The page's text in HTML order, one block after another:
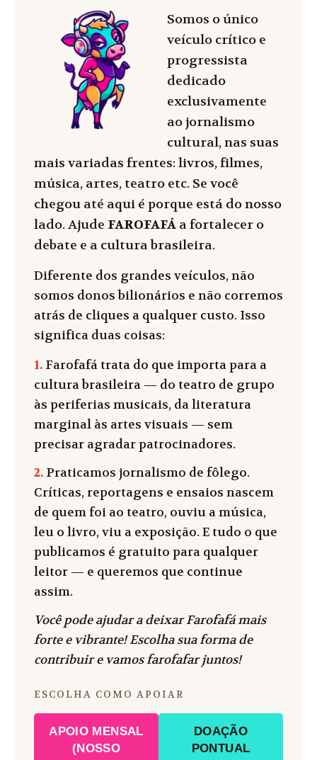
Somos o único
veículo crítico e
progressista
dedicado
exclusivamente
ao jornalismo
cultural, nas suas
mais variadas frentes: livros, filmes,
música, artes, teatro etc. Se você
chegou até aqui é porque está do nosso
lado. Ajude FAROFAFÁ a fortalecer o
debate e a cultura brasileira.
Diferente dos grandes veículos, não
somos donos bilionários e não corremos
atrás de cliques a qualquer custo. Isso
significa duas coisas:
1. Farofafá trata do que importa para a
cultura brasileira — do teatro de grupo
às periferias musicais, da literatura
marginal às artes visuais — sem
precisar agradar patrocinadores.
2. Praticamos jornalismo de fôlego.
Críticas, reportagens e ensaios nascem
de quem foi ao teatro, ouviu a música,
leu o livro, viu a exposição. E tudo o que
publicamos é gratuito para qualquer
leitor — e queremos que continue
assim.
Você pode ajudar a deixar Farofafá mais
forte e vibrante! Escolha sua forma de
contribuir e vamos farofafar juntos!
ESCOLHA COMO APOIAR
APOIO MENSAL
(NOSSO
DOAÇÃO
PONTUAL